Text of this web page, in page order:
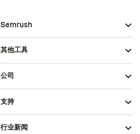
Semrush
其他工具
公司
支持
行业新闻